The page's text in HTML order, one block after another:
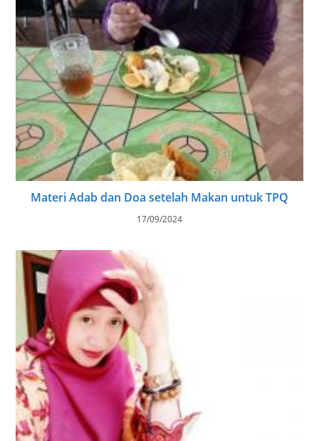
Materi Adab dan Doa setelah Makan untuk TPQ
17/09/2024